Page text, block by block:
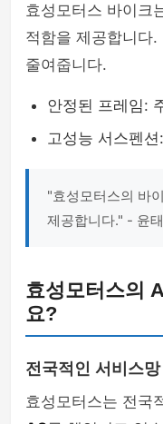
효성모터스 바이크
적함을 제공합니다
줄여줍니다.
안정된 프레임:
고성능 서스펜
"효성모터스의 바
제공합니다." - 윤
효성모터스의
요?
전국적인 서비스망
효성모터스는 전국